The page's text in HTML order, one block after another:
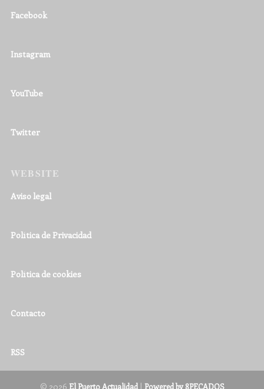
Facebook
Instagram
YouTube
Twitter
WEBSITE
Aviso legal
Política de Privacidad
Política de cookies
Contacto
RSS
© 2026 El Puerto Actualidad| Powered by 8PECADOS